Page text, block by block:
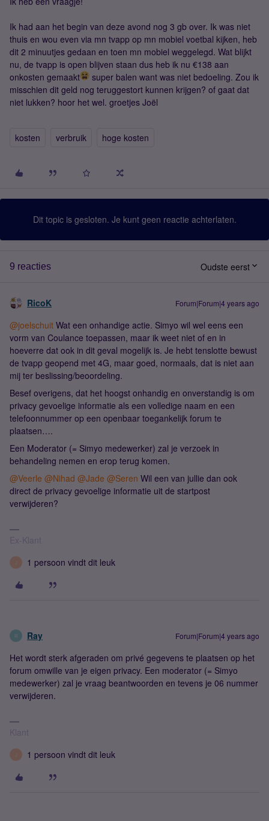
Ik had aan het begin van deze avond nog 3 gb over. Ik was niet
thuis en wou even via mn tvapp op mn mobiel voetbal kijken, heb
dit 2 minuutjes gedaan en toen mn mobiel weggelegd. Wat blijkt
nu, de tvapp is open blijven staan dus heb ik nu €138 aan
onkosten gemaakt
super balen want was niet bedoeling. Zou ik
misschien dit geld nog teruggestort kunnen krijgen? of gaat dat
niet lukken? hoor het wel. groetjes Joël
kosten verbruik hoge kosten
Dit topic is gesloten. Je kunt geen reactie achterlaten.
9 reacties Oudste eerst
RicoK Forum|Forum|4 years ago
@joelschuit Wat een onhandige actie. Simyo wil wel eens een
vorm van Coulance toepassen, maar ik weet niet of en in
hoeverre dat ook in dit geval mogelijk is. Je hebt tenslotte bewust
de tvapp geopend met 4G, maar goed, normaals, dat is niet aan
mij ter beslissing/beoordeling.
Besef overigens, dat het hoogst onhandig en onverstandig is om
privacy gevoelige informatie als een volledige naam en een
telefoonnummer op een openbaar toegankelijk forum te
plaatsen….
Een Moderator (= Simyo medewerker) zal je verzoek in
behandeling nemen en erop terug komen.
@Veerle @Nihad @Jade @Seren Wil een van jullie dan ook
direct de privacy gevoelige informatie uit de startpost
verwijderen?
Ex-Klant
J 1 persoon vindt dit leuk
R Ray Forum|Forum|4 years ago
Het wordt sterk afgeraden om privé gegevens te plaatsen op het
forum omwille van je eigen privacy. Een moderator (= Simyo
medewerker) zal je vraag beantwoorden en tevens je 06 nummer
verwijderen.
Klant
J 1 persoon vindt dit leuk